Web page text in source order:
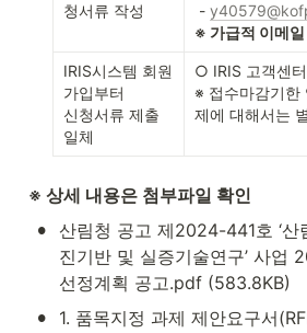
청서류 작성
-
※ 가급적 이메
IRIS시스템 회원
가입부터
신청서류 제출
일체
○ IRIS 고객센
※ 접수마감기한
제에 대해서는
※ 상세 내용은 첨부파일 확인
• 산림청 공고 제2024-441호 ‘산
진기반 및 실증기술연구’ 사업
선정계획 공고.pdf (583.8KB)
• 1. 품목지정 과제 제안요구서